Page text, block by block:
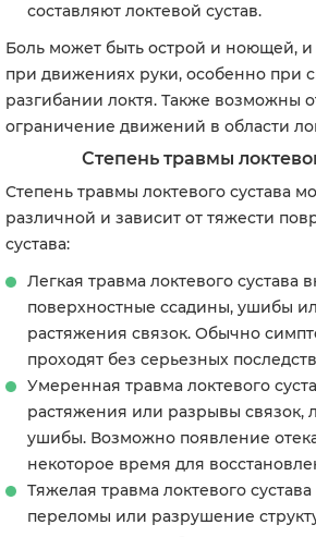
составляют локтевой сустав.
Боль может быть острой и ноющей, и
при движениях руки, особенно при
разгибании локтя. Также возможны
ограничение движений в области
Степень травмы
Степень травмы локтевого сустава
различной и зависит от тяжести
сустава:
Легкая травма локтевого сустава
поверхностные ссадины, ушибы
растяжения связок. Обычно
проходят без серьезных
Умеренная травма локтевого
растяжения или разрывы связок,
ушибы. Возможно появление
некоторое время для
Тяжелая травма локтевого
переломы или разрушение